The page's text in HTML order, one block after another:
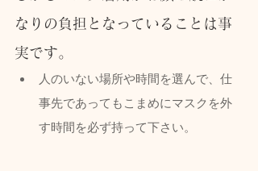
なりの負担となっていることは事
実です。
人のいない場所や時間を選んで、仕
事先であってもこまめにマスクを外
す時間を必ず持って下さい。